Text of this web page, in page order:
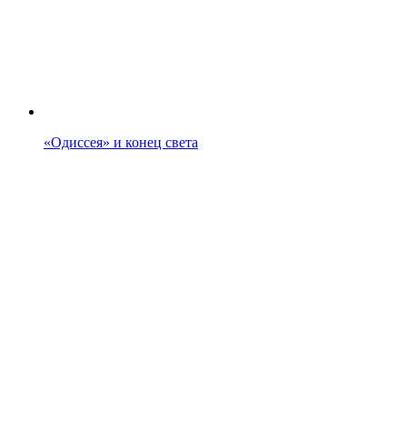
«Одиссея» и конец света